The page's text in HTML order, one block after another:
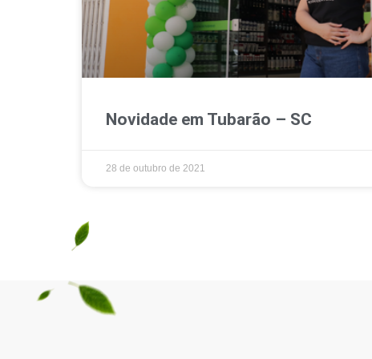
Novidade em Tubarão – SC
28 de outubro de 2021